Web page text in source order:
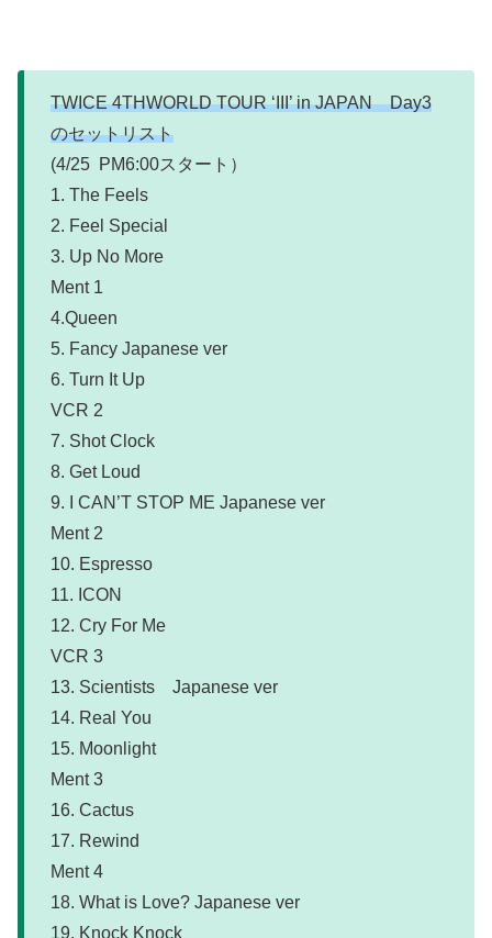
TWICE 4THWORLD TOUR ‘III’ in JAPAN Day3
のセットリスト
(4/25 PM6:00スタート）
1. The Feels
2. Feel Special
3. Up No More
Ment 1
4.Queen
5. Fancy Japanese ver
6. Turn It Up
VCR 2
7. Shot Clock
8. Get Loud
9. I CAN’T STOP ME Japanese ver
Ment 2
10. Espresso
11. ICON
12. Cry For Me
VCR 3
13. Scientists Japanese ver
14. Real You
15. Moonlight
Ment 3
16. Cactus
17. Rewind
Ment 4
18. What is Love? Japanese ver
19. Knock Knock